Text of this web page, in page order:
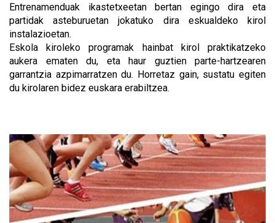
Entrenamenduak ikastetxeetan bertan egingo dira eta
partidak asteburuetan jokatuko dira eskualdeko kirol
instalazioetan.
Eskola kiroleko programak hainbat kirol praktikatzeko
aukera ematen du, eta haur guztien parte-hartzearen
garrantzia azpimarratzen du. Horretaz gain, sustatu egiten
du kirolaren bidez euskara erabiltzea.